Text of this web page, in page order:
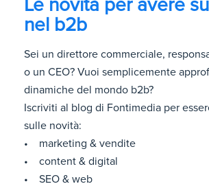
nel b2b
Sei un direttore commerciale,
o un CEO? Vuoi semplicemente
dinamiche del mondo b2b?
Iscriviti al blog di Fontimedia per
sulle novità:
• marketing & vendite
• content & digital
• SEO & web